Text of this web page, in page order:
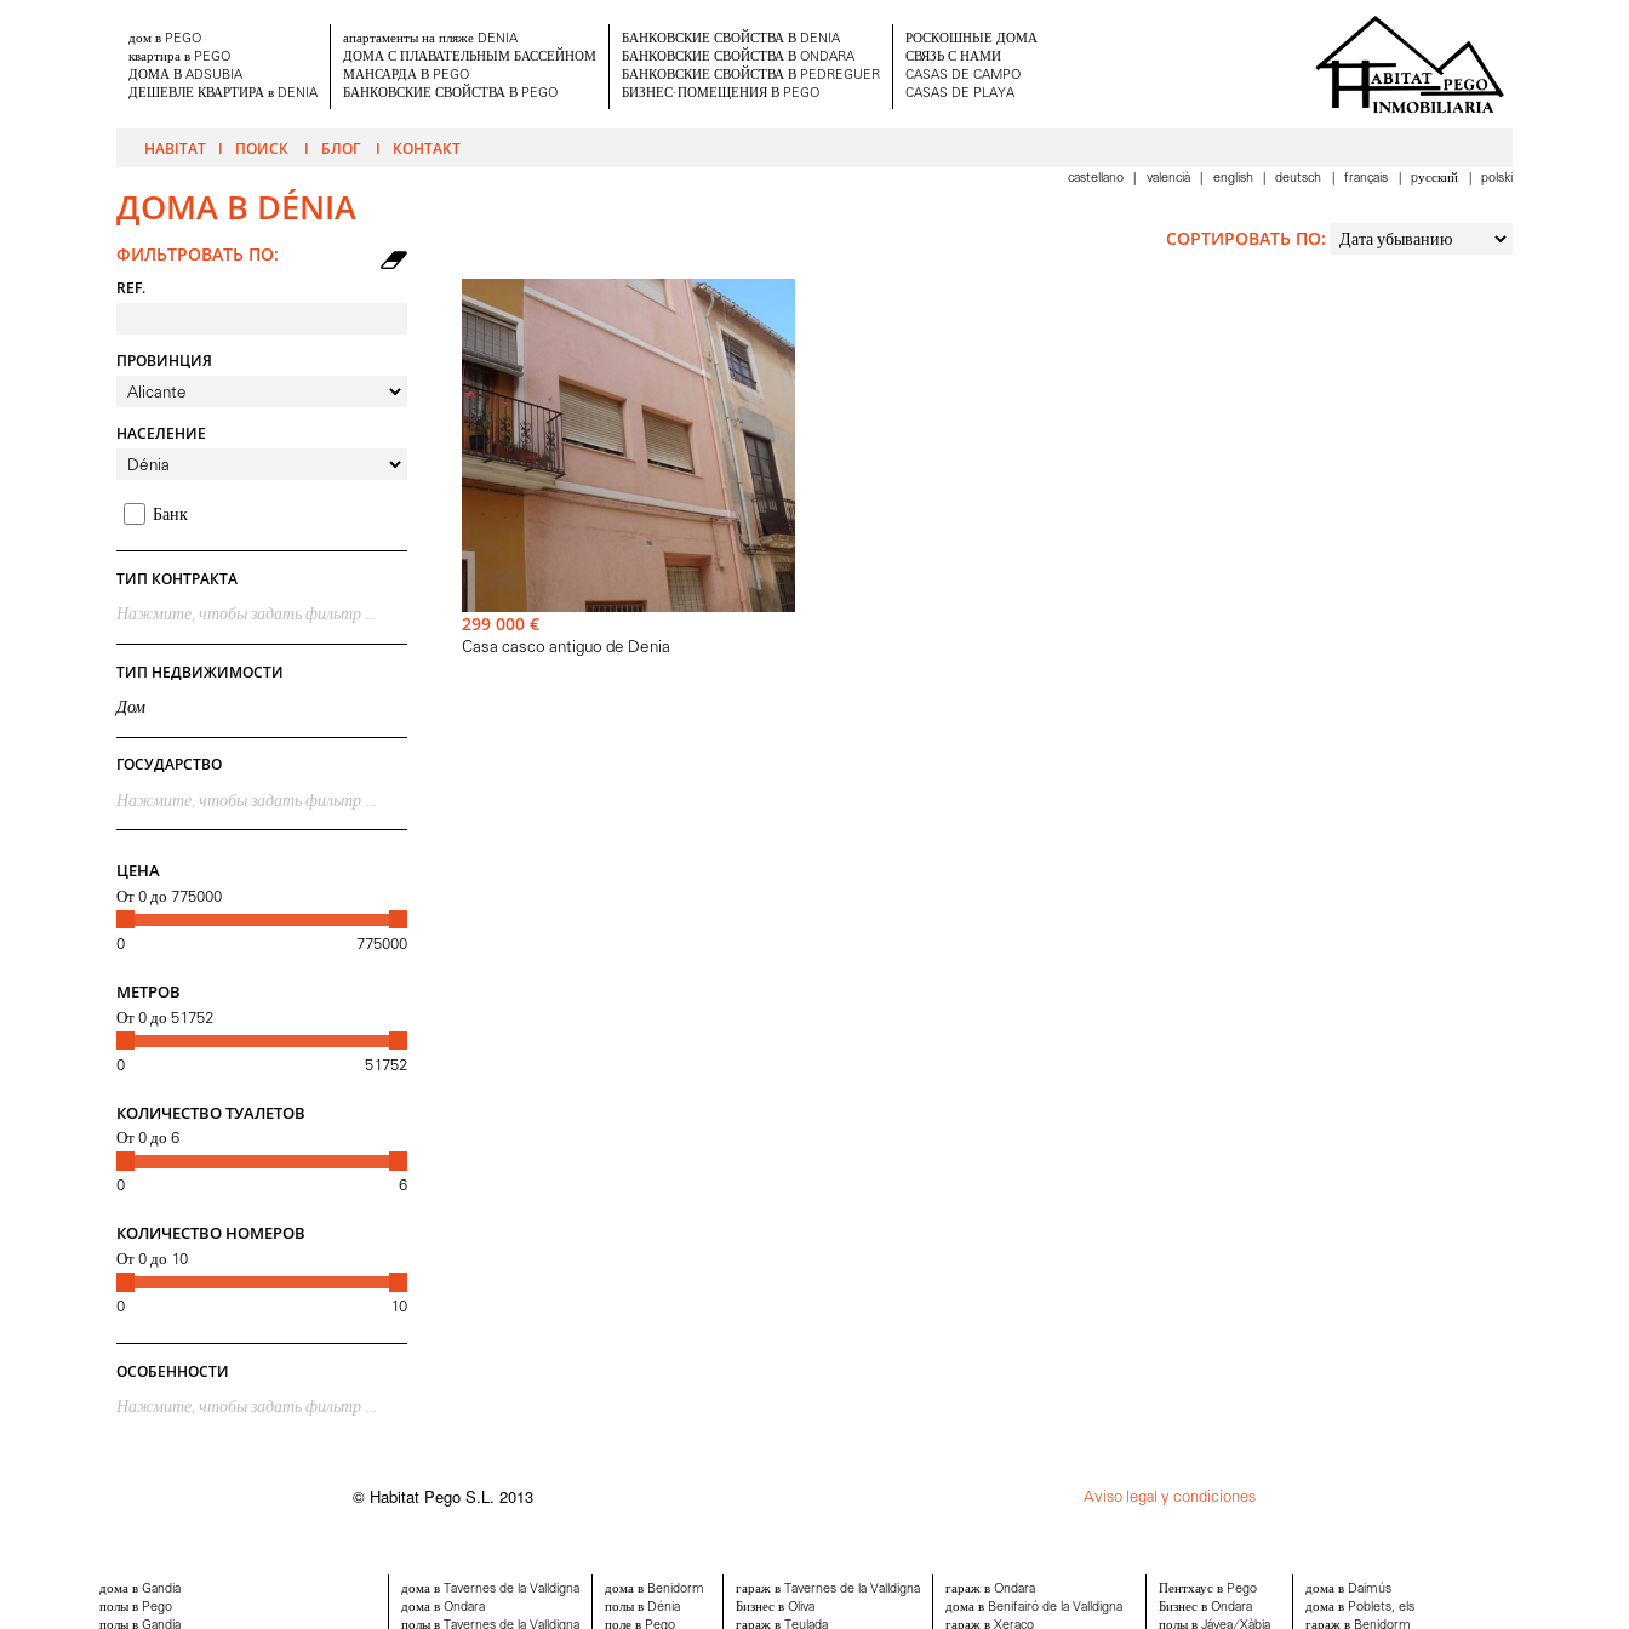
дом в PEGO
квартира в PEGO
ДОМА В ADSUBIA
ДЕШЕВЛЕ КВАРТИРА в DENIA
апартаменты на пляже DENIA
ДОМА С ПЛАВАТЕЛЬНЫМ БАССЕЙНОМ
МАНСАРДА В PEGO
БАНКОВСКИЕ СВОЙСТВА В PEGO
БАНКОВСКИЕ СВОЙСТВА В DENIA
БАНКОВСКИЕ СВОЙСТВА В ONDARA
БАНКОВСКИЕ СВОЙСТВА В PEDREGUER
БИЗНЕС-ПОМЕЩЕНИЯ В PEGO
РОСКОШНЫЕ ДОМА
СВЯЗЬ С НАМИ
CASAS DE CAMPO
CASAS DE PLAYA
HABITAT ПОИСК БЛОГ КОНТАКТ
castellano valencià english deutsch français pусский polski
ДОМА В DÉNIA
ФИЛЬТРОВАТЬ ПО:
REF.
ПРОВИНЦИЯ
НАСЕЛЕНИЕ
Банк
ТИП КОНТРАКТА
Нажмите, чтобы задать фильтр ...
ТИП НЕДВИЖИМОСТИ
Дом
ГОСУДАРСТВО
Нажмите, чтобы задать фильтр ...
ЦЕНА
От 0 до 775000
0 775000
МЕТРОВ
От 0 до 51752
0 51752
КОЛИЧЕСТВО ТУАЛЕТОВ
От 0 до 6
0 6
КОЛИЧЕСТВО НОМЕРОВ
От 0 до 10
0 10
ОСОБЕННОСТИ
Нажмите, чтобы задать фильтр ...
CОРТИРОВАТЬ ПО:
442m²
Продажа - Дом - реформа
Casa en el casco antiguo de Denia
Ref. N-005573
299 000 €
Casa casco antiguo de Denia
© Habitat Pego S.L. 2013 Aviso legal y condiciones
дома в Gandia
полы в Pego
дома в Tavernes de la Valldigna
дома в Ondara
дома в Benidorm
полы в Dénia
гараж в Tavernes de la Valldigna
Бизнес в Oliva
гараж в Ondara
дома в Benifairó de la Valldigna
Пентхаус в Pego
Бизнес в Ondara
дома в Daimús
дома в Poblets, els